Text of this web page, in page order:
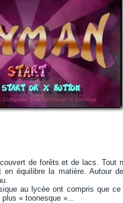
de forêts et de lacs. Tout
en équilibre la matière. Autour
au lycée ont compris que
« toonesque »...